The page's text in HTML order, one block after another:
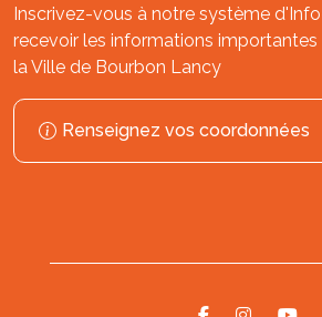
Inscrivez-vous à notre système
recevoir les informations importantes
la Ville de Bourbon Lancy
Renseignez vos coordonnées